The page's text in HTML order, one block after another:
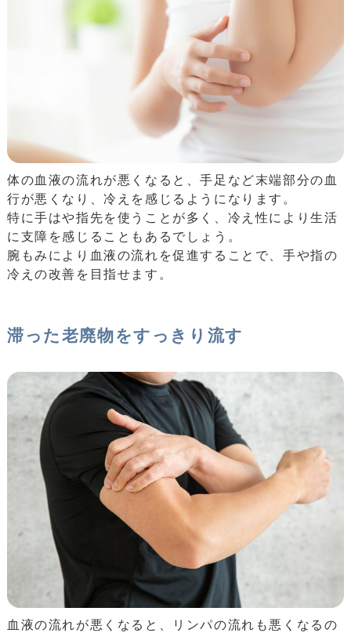
体の血液の流れが悪くなると、手足など末端部分の血
行が悪くなり、冷えを感じるようになります。
特に手はや指先を使うことが多く、冷え性により生活
に支障を感じることもあるでしょう。
腕もみにより血液の流れを促進することで、手や指の
冷えの改善を目指せます。
滞った老廃物をすっきり流す
血液の流れが悪くなると、リンパの流れも悪くなるの